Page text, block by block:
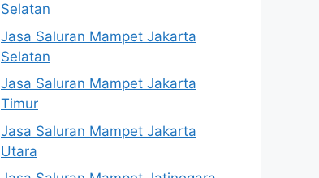
Selatan
Jasa Saluran Mampet Jakarta
Selatan
Jasa Saluran Mampet Jakarta
Timur
Jasa Saluran Mampet Jakarta
Utara